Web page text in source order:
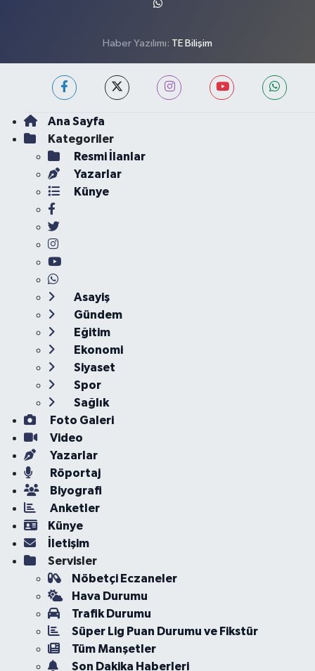
Haber Yazılımı: TE Bilişim
Ana Sayfa
Kategoriler
Resmi İlanlar
Yazarlar
Künye
Asayiş
Gündem
Eğitim
Ekonomi
Siyaset
Spor
Sağlık
Foto Galeri
Video
Yazarlar
Röportaj
Biyografi
Anketler
Künye
İletişim
Servisler
Nöbetçi Eczaneler
Hava Durumu
Trafik Durumu
Süper Lig Puan Durumu ve Fikstür
Tüm Manşetler
Son Dakika Haberleri